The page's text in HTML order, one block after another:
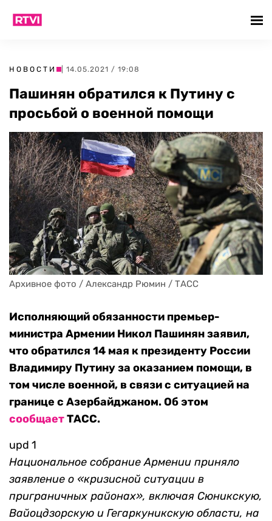
НОВОСТИ | 14.05.2021 / 19:08
Пашинян обратился к Путину с
просьбой о военной помощи
Архивное фото / Александр Рюмин / ТАСС
Исполняющий обязанности премьер-
министра Армении Никол Пашинян заявил,
что обратился 14 мая к президенту России
Владимиру Путину за оказанием помощи, в
том числе военной, в связи с ситуацией на
границе с Азербайджаном. Об этом
сообщаетТАСС.
upd 1
Национальное собрание Армении приняло
заявление о «кризисной ситуации в
приграничных районах», включая Сюникскую,
Вайоцдзорскую и Гегаркуникскую области, на